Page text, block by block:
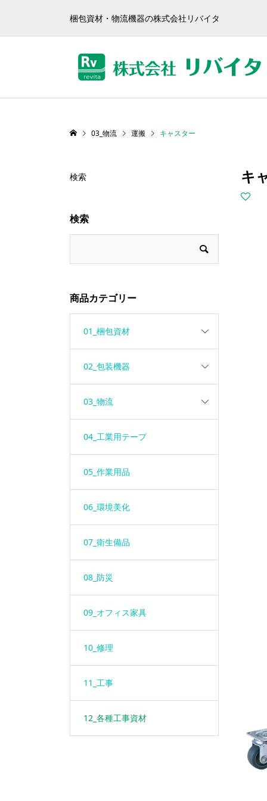
梱包資材・物流機器の株式会社リバイタ
03_物流 運搬 キャスター
キ
検索
検索
商品カテゴリー
01_梱包資材
02_包装機器
03_物流
04_工業用テープ
05_作業用品
06_環境美化
07_衛生備品
08_防災
09_オフィス家具
10_修理
11_工事
12_各種工事資材